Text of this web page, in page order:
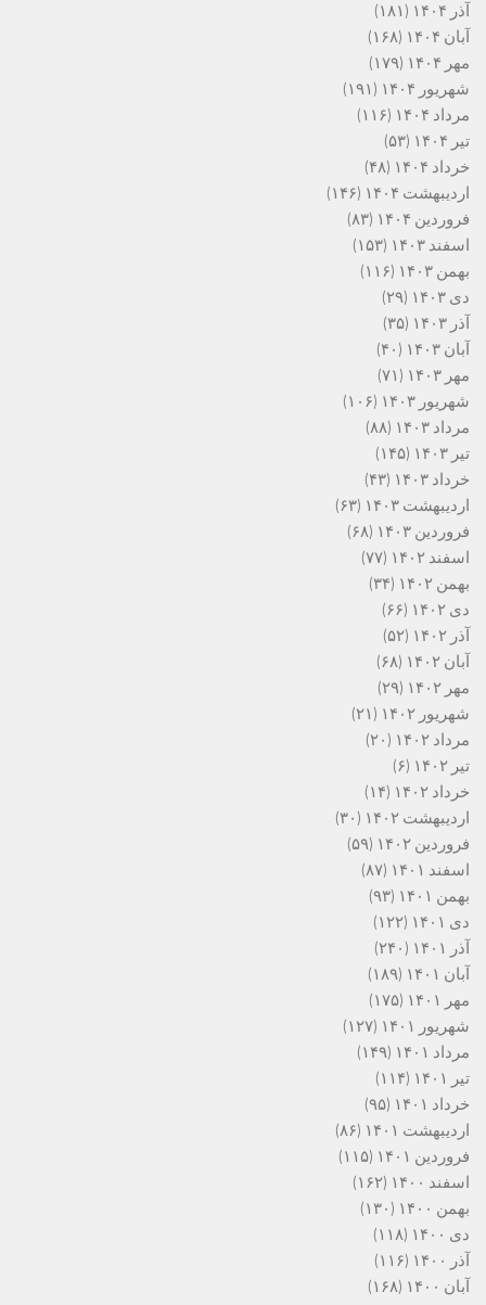
آذر ۱۴۰۴
(۱۸۱)
آبان ۱۴۰۴
(۱۶۸)
مهر ۱۴۰۴
(۱۷۹)
شهریور ۱۴۰۴
(۱۹۱)
مرداد ۱۴۰۴
(۱۱۶)
تیر ۱۴۰۴
(۵۳)
خرداد ۱۴۰۴
(۴۸)
اردیبهشت ۱۴۰۴
(۱۴۶)
فروردین ۱۴۰۴
(۸۳)
اسفند ۱۴۰۳
(۱۵۳)
بهمن ۱۴۰۳
(۱۱۶)
دی ۱۴۰۳
(۲۹)
آذر ۱۴۰۳
(۳۵)
آبان ۱۴۰۳
(۴۰)
مهر ۱۴۰۳
(۷۱)
شهریور ۱۴۰۳
(۱۰۶)
مرداد ۱۴۰۳
(۸۸)
تیر ۱۴۰۳
(۱۴۵)
خرداد ۱۴۰۳
(۴۳)
اردیبهشت ۱۴۰۳
(۶۳)
فروردین ۱۴۰۳
(۶۸)
اسفند ۱۴۰۲
(۷۷)
بهمن ۱۴۰۲
(۳۴)
دی ۱۴۰۲
(۶۶)
آذر ۱۴۰۲
(۵۲)
آبان ۱۴۰۲
(۶۸)
مهر ۱۴۰۲
(۲۹)
شهریور ۱۴۰۲
(۲۱)
مرداد ۱۴۰۲
(۲۰)
تیر ۱۴۰۲
(۶)
خرداد ۱۴۰۲
(۱۴)
اردیبهشت ۱۴۰۲
(۳۰)
فروردین ۱۴۰۲
(۵۹)
اسفند ۱۴۰۱
(۸۷)
بهمن ۱۴۰۱
(۹۳)
دی ۱۴۰۱
(۱۲۲)
آذر ۱۴۰۱
(۲۴۰)
آبان ۱۴۰۱
(۱۸۹)
مهر ۱۴۰۱
(۱۷۵)
شهریور ۱۴۰۱
(۱۲۷)
مرداد ۱۴۰۱
(۱۴۹)
تیر ۱۴۰۱
(۱۱۴)
خرداد ۱۴۰۱
(۹۵)
اردیبهشت ۱۴۰۱
(۸۶)
فروردین ۱۴۰۱
(۱۱۵)
اسفند ۱۴۰۰
(۱۶۲)
بهمن ۱۴۰۰
(۱۳۰)
دی ۱۴۰۰
(۱۱۸)
آذر ۱۴۰۰
(۱۱۶)
آبان ۱۴۰۰
(۱۶۸)